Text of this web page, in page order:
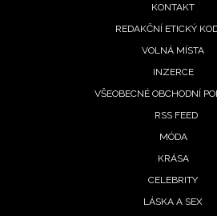
KONTAKT
REDAKČNÍ ETICKÝ
VOLNÁ MÍSTA
INZERCE
VŠEOBECNÉ OBCHODNÍ
RSS FEED
MÓDA
KRÁSA
CELEBRITY
LÁSKA A SEX